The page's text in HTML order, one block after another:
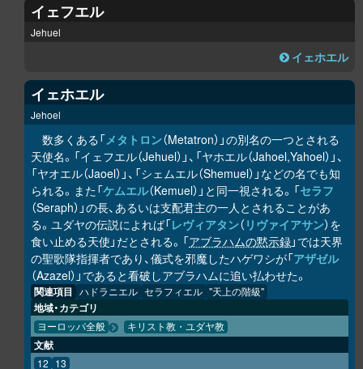
イェフエル
Jehuel
イェホエル
イェホエル
Jehoel
数多くある「メタトロン（Metatron）」の別名の一つとされる
天使名。「イェフエル（Jehuel）」、「ヤホエル（Jahoel,Yahoel）」、
「ヤオエル（Jaoel）」、「シェムエル（Shemuel）」などの名でも知
られる。また「ケムエル（Kemuel）」と同一視される。「セラフ
（Seraph）」の長、あるいは支配君主の一人とされることがあ
る。ユダヤの伝説によれば「レヴィアタン（リヴァイアサン）を
食い止める天使」だとされる。「アブラハムの黙示録」では天界
の聖歌隊指揮者であり、儀式を邪魔したハゲワシが「アザゼル
（Azazel）」であると看破しアブラハムに追い払わせた。
関連項目 ハドラニエル セラフィエル "天上の階級"
地域・カテゴリ
ヨーロッパ全般 キリスト教・ユダヤ教
文献
12 13